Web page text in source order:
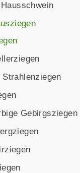
Strahlenziegen
Gebirgsziegen